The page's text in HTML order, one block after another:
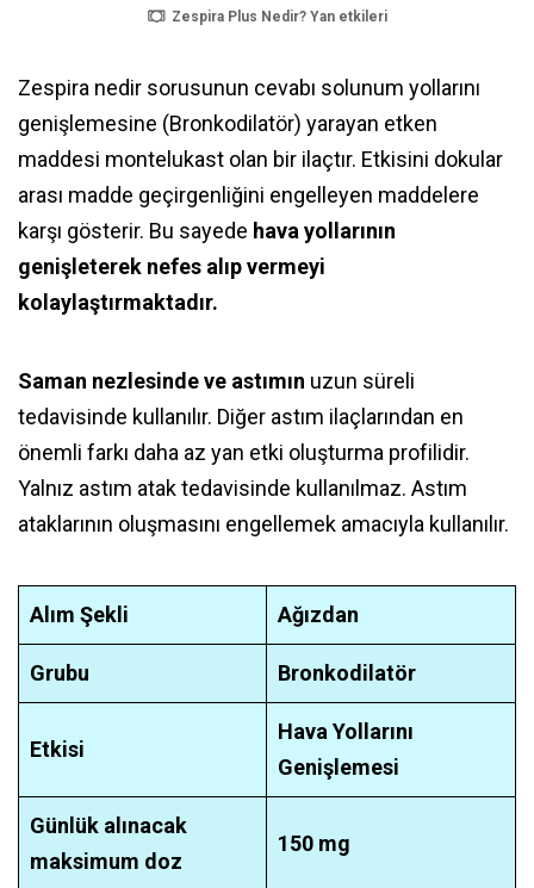
Zespira Plus Nedir? Yan etkileri
Zespira nedir sorusunun cevabı solunum yollarını
genişlemesine (Bronkodilatör) yarayan etken
maddesi montelukast olan bir ilaçtır. Etkisini dokular
arası madde geçirgenliğini engelleyen maddelere
karşı gösterir. Bu sayede hava yollarının
genişleterek nefes alıp vermeyi
kolaylaştırmaktadır.
Saman nezlesinde ve astımın uzun süreli
tedavisinde kullanılır. Diğer astım ilaçlarından en
önemli farkı daha az yan etki oluşturma profilidir.
Yalnız astım atak tedavisinde kullanılmaz. Astım
ataklarının oluşmasını engellemek amacıyla kullanılır.
Alım Şekli Ağızdan
Grubu Bronkodilatör
Etkisi
Hava Yollarını
Genişlemesi
Günlük alınacak
maksimum doz
150 mg